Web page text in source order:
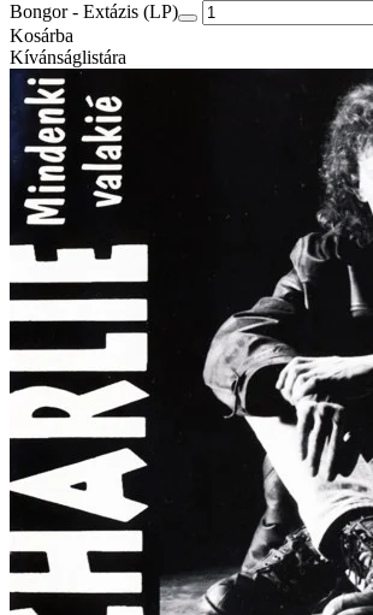
Bongor - Extázis (LP)
Kosárba
Kívánságlistára